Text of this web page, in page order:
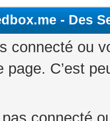
- Des
connecté ou
page. C’est